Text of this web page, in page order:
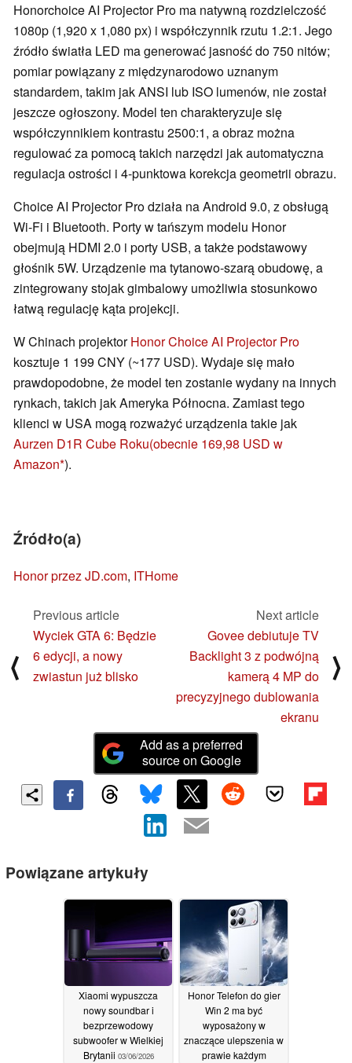
Honorchoice AI Projector Pro ma natywną rozdzielczość
1080p (1,920 x 1,080 px) i współczynnik rzutu 1.2:1. Jego
źródło światła LED ma generować jasność do 750 nitów;
pomiar powiązany z międzynarodowo uznanym
standardem, takim jak ANSI lub ISO lumenów, nie został
jeszcze ogłoszony. Model ten charakteryzuje się
współczynnikiem kontrastu 2500:1, a obraz można
regulować za pomocą takich narzędzi jak automatyczna
regulacja ostrości i 4-punktowa korekcja geometrii obrazu.
Choice AI Projector Pro działa na Android 9.0, z obsługą
Wi-Fi i Bluetooth. Porty w tańszym modelu Honor
obejmują HDMI 2.0 i porty USB, a także podstawowy
głośnik 5W. Urządzenie ma tytanowo-szarą obudowę, a
zintegrowany stojak gimbalowy umożliwia stosunkowo
łatwą regulację kąta projekcji.
W Chinach projektorHonor Choice AI Projector Pro
kosztuje 1 199 CNY (~177 USD). Wydaje się mało
prawdopodobne, że model ten zostanie wydany na innych
rynkach, takich jak Ameryka Północna. Zamiast tego
klienci w USA mogą rozważyć urządzenia takie jak
Aurzen D1R Cube Roku(obecnie 169,98 USD w
Amazon ).
Źródło(a)
Honor przez JD.com, ITHome
⟨
Previous article
Wyciek GTA 6: Będzie
6 edycji, a nowy
zwiastun już blisko
Next article
Govee debiutuje TV
Backlight 3 z podwójną
kamerą 4 MP do
precyzyjnego dublowania
ekranu
⟩
Add as a preferred
source on Google
Powiązane artykuły
Xiaomi wypuszcza
nowy soundbar i
bezprzewodowy
subwoofer w Wielkiej
Brytanii 03/06/2026
Honor Telefon do gier
Win 2 ma być
wyposażony w
znaczące ulepszenia w
prawie każdym